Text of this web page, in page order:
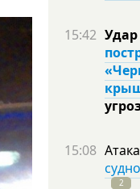
15:42 Удар
15:08
2